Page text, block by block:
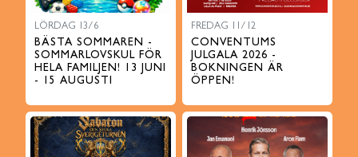
LÖRDAG 13/6
BÄSTA SOMMAREN -
SOMMARLOVSKUL FÖR
HELA FAMILJEN! 13 JUNI
- 15 AUGUSTI
FREDAG 11/12
CONVENTUMS
JULGALA 2026 -
BOKNINGEN ÄR
ÖPPEN!